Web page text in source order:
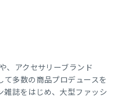
、アクセサリーブランド
て多数の商品プロデュースを
雑誌をはじめ、大型ファッシ